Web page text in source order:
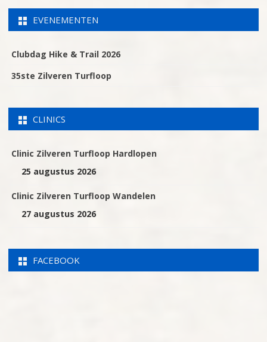
EVENEMENTEN
Clubdag Hike & Trail 2026
35ste Zilveren Turfloop
CLINICS
Clinic Zilveren Turfloop Hardlopen
25 augustus 2026
Clinic Zilveren Turfloop Wandelen
27 augustus 2026
FACEBOOK